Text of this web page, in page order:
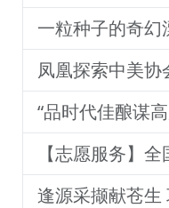
一粒种子的奇幻